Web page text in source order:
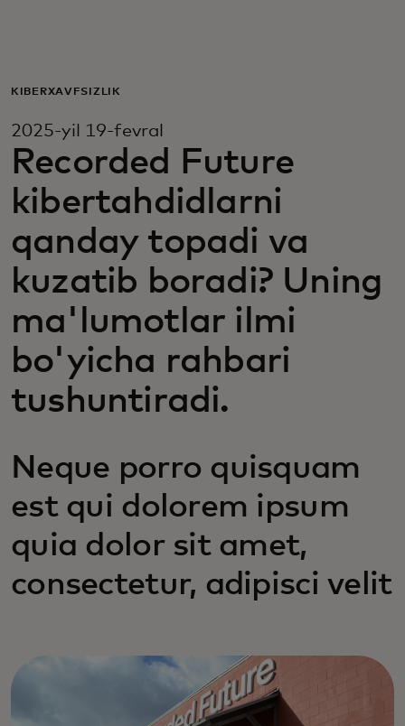
Biznes uchun
Butun dunyo uchun
Innovatorlar uchun
Yangiliklar va trendlar
KIBERXAVFSIZLIK
2025-yil 19-fevral
Recorded Future
kibertahdidlarni
qanday topadi va
kuzatib boradi? Uning
ma'lumotlar ilmi
bo'yicha rahbari
tushuntiradi.
Neque porro quisquam
est qui dolorem ipsum
quia dolor sit amet,
consectetur, adipisci velit